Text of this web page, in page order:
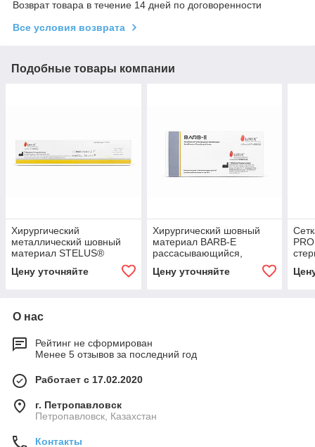
Возврат товара в течение 14 дней по договоренности
Все условия возврата
Подобные товары компании
Хирургический
металлический шовный
материал STELUS®
монофиламентный из
Цену уточняйте
Хирургический шовный
материал BARB-E
рассасывающийся,
Монофиламентная Поли
(п-Диоксанон) (колючая)
Цену уточняйте
О нас
Рейтинг не сформирован
Менее 5 отзывов за последний год
Работает с 17.02.2020
г. Петропавловск
Петропавловск, Казахстан
Контакты